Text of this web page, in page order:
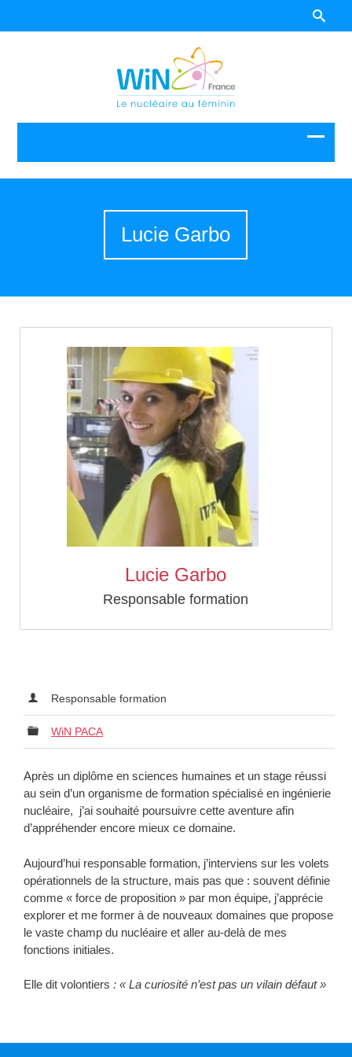
Lucie Garbo
Lucie Garbo
Responsable formation
Responsable formation
WiN PACA
Après un diplôme en sciences humaines et un stage réussi
au sein d’un organisme de formation spécialisé en ingénierie
nucléaire, j’ai souhaité poursuivre cette aventure afin
d’appréhender encore mieux ce domaine.
Aujourd’hui responsable formation, j’interviens sur les volets
opérationnels de la structure, mais pas que : souvent définie
comme « force de proposition » par mon équipe, j’apprécie
explorer et me former à de nouveaux domaines que propose
le vaste champ du nucléaire et aller au-delà de mes
fonctions initiales.
Elle dit volontiers:«La curiosité n’est pas un vilain défaut»